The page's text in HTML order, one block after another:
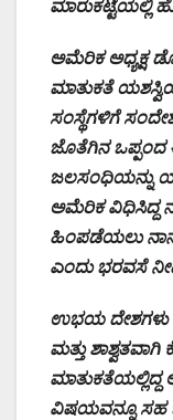
ಮಾರುಕಟ್ಟೆಯಲ್ಲಿ
ಅಮೆರಿಕ ಅಧ್ಯಕ್ಷ
ಮಾತುಕತೆ
ಸಂಸ್ಥೆಗಳಿಗೆ
ಜೊತೆಗಿನ
ಜಲಸಂಧಿಯನ್ನು
ಅಮೆರಿಕ ವಿಧಿಸಿದ್ದ
ಹಿಂಪಡೆಯಲು
ಎಂದು ಭರವಸೆ
ಉಭಯ ದೇಶಗಳು
ಮತ್ತು
ಮಾತುಕತೆಯಲ್ಲಿದ್ದ
ವಿಷಯವನ್ನೂ ಸಹ